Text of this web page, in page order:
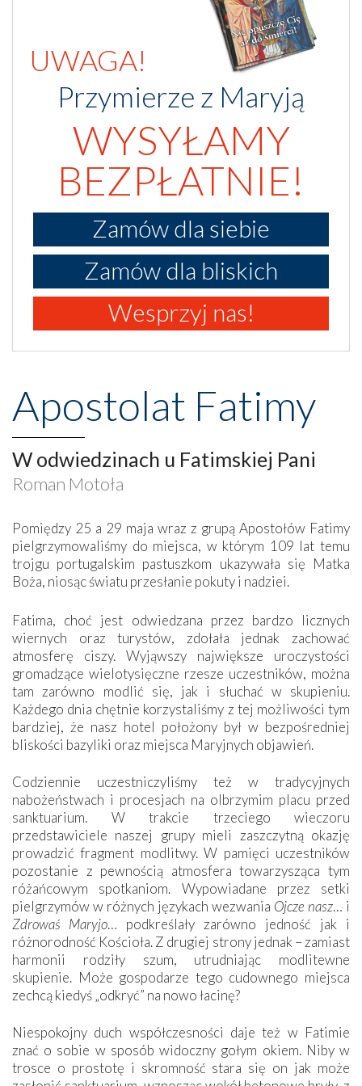
UWAGA!
Przymierze z Maryją
WYSYŁAMY
BEZPŁATNIE!
Zamów dla siebie
Zamów dla bliskich
Wesprzyj nas!
Apostolat Fatimy
W odwiedzinach u Fatimskiej Pani
Roman Motoła
Pomiędzy 25 a 29 maja wraz z grupą Apostołów Fatimy
pielgrzymowaliśmy do miejsca, w którym 109 lat temu
trojgu portugalskim pastuszkom ukazywała się Matka
Boża, niosąc światu przesłanie pokuty i nadziei.
Fatima, choć jest odwiedzana przez bardzo licznych
wiernych oraz turystów, zdołała jednak zachować
atmosferę ciszy. Wyjąwszy największe uroczystości
gromadzące wielotysięczne rzesze uczestników, można
tam zarówno modlić się, jak i słuchać w skupieniu.
Każdego dnia chętnie korzystaliśmy z tej możliwości tym
bardziej, że nasz hotel położony był w bezpośredniej
bliskości bazyliki oraz miejsca Maryjnych objawień.
Codziennie uczestniczyliśmy też w tradycyjnych
nabożeństwach i procesjach na olbrzymim placu przed
sanktuarium. W trakcie trzeciego wieczoru
przedstawiciele naszej grupy mieli zaszczytną okazję
prowadzić fragment modlitwy. W pamięci uczestników
pozostanie z pewnością atmosfera towarzysząca tym
różańcowym spotkaniom. Wypowiadane przez setki
pielgrzymów w różnych językach wezwania Ojcze nasz… i
Zdrowaś Maryjo… podkreślały zarówno jedność jak i
różnorodność Kościoła. Z drugiej strony jednak – zamiast
harmonii rodziły szum, utrudniając modlitewne
skupienie. Może gospodarze tego cudownego miejsca
zechcą kiedyś „odkryć” na nowo łacinę?
Niespokojny duch współczesności daje też w Fatimie
znać o sobie w sposób widoczny gołym okiem. Niby w
trosce o prostotę i skromność stara się on jak może